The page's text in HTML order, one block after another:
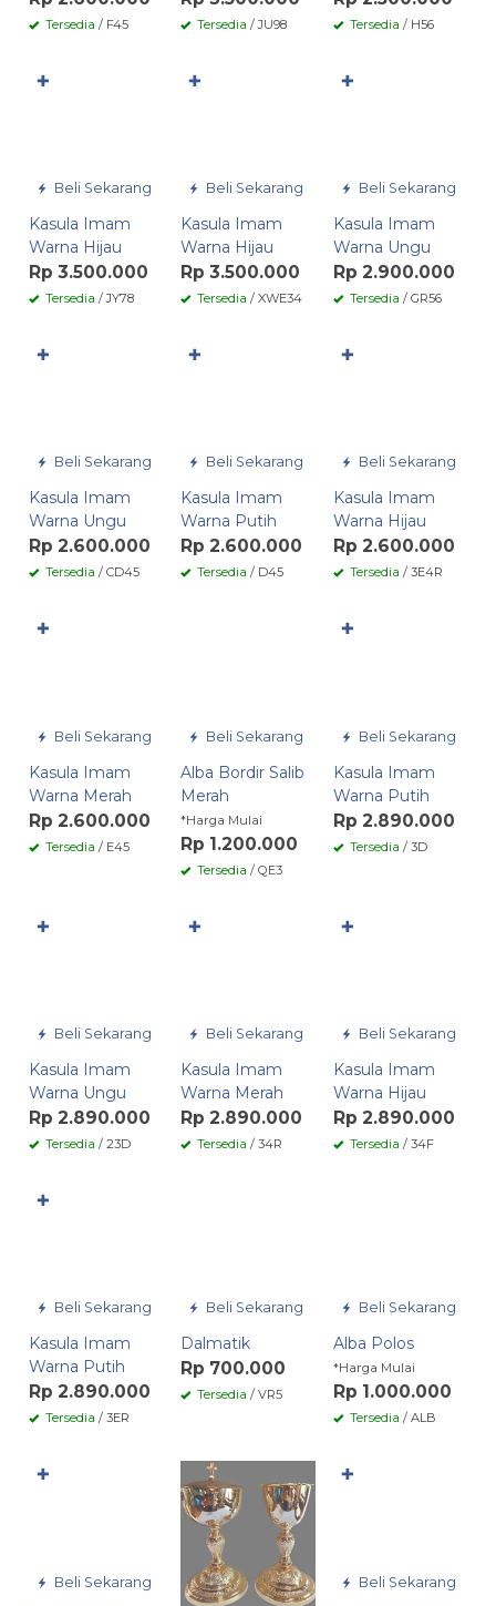
Tersedia / F45 Tersedia / JU98 Tersedia / H56
Beli Sekarang
Kasula Imam
Warna Hijau
Rp 3.500.000
Tersedia / JY78
✚
Beli Sekarang
Kasula Imam
Warna Hijau
Rp 3.500.000
Tersedia / XWE34
✚
Beli Sekarang
Kasula Imam
Warna Ungu
Rp 2.900.000
Tersedia / GR56
✚
Beli Sekarang
Kasula Imam
Warna Ungu
Rp 2.600.000
Tersedia / CD45
✚
Beli Sekarang
Kasula Imam
Warna Putih
Rp 2.600.000
Tersedia / D45
✚
Beli Sekarang
Kasula Imam
Warna Hijau
Rp 2.600.000
Tersedia / 3E4R
✚
Beli Sekarang
Kasula Imam
Warna Merah
Rp 2.600.000
Tersedia / E45
✚
Beli Sekarang
Alba Bordir Salib
Merah
*Harga Mulai
Rp 1.200.000
Tersedia / QE3
Beli Sekarang
Kasula Imam
Warna Putih
Rp 2.890.000
Tersedia / 3D
✚
Beli Sekarang
Kasula Imam
Warna Ungu
Rp 2.890.000
Tersedia / 23D
✚
Beli Sekarang
Kasula Imam
Warna Merah
Rp 2.890.000
Tersedia / 34R
✚
Beli Sekarang
Kasula Imam
Warna Hijau
Rp 2.890.000
Tersedia / 34F
✚
Beli Sekarang
Kasula Imam
Warna Putih
Rp 2.890.000
Tersedia / 3ER
✚
Beli Sekarang
Dalmatik
Rp 700.000
Tersedia / VR5
Beli Sekarang
Alba Polos
*Harga Mulai
Rp 1.000.000
Tersedia / ALB
Beli Sekarang
✚
Beli Sekarang
✚